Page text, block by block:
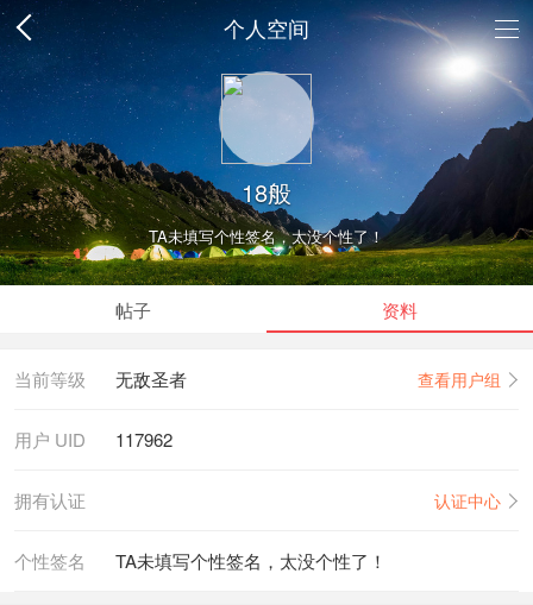
个人空间
18般
TA未填写个性签名，太没个性了！
帖子 资料
当前等级 无敌圣者 查看用户组
用户 UID 117962
拥有认证 认证中心
个性签名 TA未填写个性签名，太没个性了！